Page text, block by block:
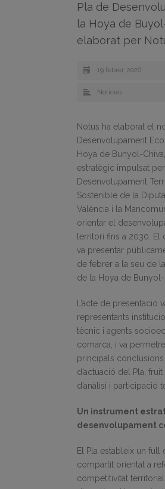
Pla de
la Hoya de
elaborat per
19 febrer, 2026
Noticies
Notus ha elaborat el
Desenvolupament
Hoya de Bunyol-
estratègic impulsat per
Desenvolupament
Sostenible de la
València i la
orientar el
territori fins a 2030. El
va presentar
de febrer a la seu de
de la Hoya de Bunyol-
L’acte de presentació
representants
tècnic i agents
comarca, i va
principals conclusions
d’actuació del Pla,
d’anàlisi i participació
Un instrument
desenvolupament
El Pla estableix un full
compartit orientat a
competitivitat